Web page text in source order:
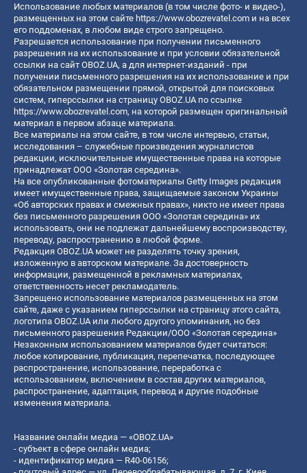
Использование любых материалов (в том числе фото- и видео-),
размещенных на этом сайте https://www.obozrevatel.com и на всех
его поддоменах, в любом виде строго запрещено.
Разрешается использование при получении письменного
разрешения на их использование и при условии обязательной
ссылки на сайт OBOZ.UA, а для интернет-изданий - при
получении письменного разрешения на их использование и при
обязательном размещении прямой, открытой для поисковых
систем, гиперссылки на страницу OBOZ.UA по ссылке
https://www.obozrevatel.com, на которой размещен оригинальный
материал в первом абзаце материала.
Все материалы на этом сайте, в том числе интервью, статьи,
исследования – служебные произведения журналистов
редакции, исключительные имущественные права на которые
принадлежат ООО «Золотая середина».
На все опубликованные фотоматериалы Getty Images редакция
имеет имущественные права, защищаемые законом Украины
«Об авторских правах и смежных правах», никто не имеет права
без письменного разрешения ООО «Золотая середина» их
использовать, они не подлежат дальнейшему воспроизводству,
переводу, распространению в любой форме.
Редакция OBOZ.UA может не разделять точку зрения,
изложенную в авторском материале. За достоверность
информации, размещенной в рекламных материалах,
ответственность несет рекламодатель.
Запрещено использование материалов размещенных на этом
сайте, даже с указанием гиперссылки на страницу этого сайта,
логотипа OBOZ.UA или любого другого упоминания, но без
письменного разрешения Редакции/ООО «Золотая середина»
Незаконным использованием материалов будет считаться:
любое копирование, публикация, перепечатка, последующее
распространение, использование, переработка с
использованием, включением в состав других материалов,
распространение, адаптация, перевод и другие подобные
изменения материала.
Название онлайн медиа — «OBOZ.UA»
- субъект в сфере онлайн медиа;
- идентификатор медиа — R40-06156;